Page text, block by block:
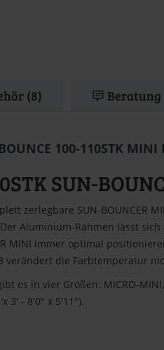
(8) Beratung
100-110STK
SUN-
zerlegbare SUN-BOUNCER
Aluminium-Rahmen lässt
MINI immer optimal
verändert die Farbtemperatur
es in vier Größen: MICRO-
3' - 8'0" x 5'11").